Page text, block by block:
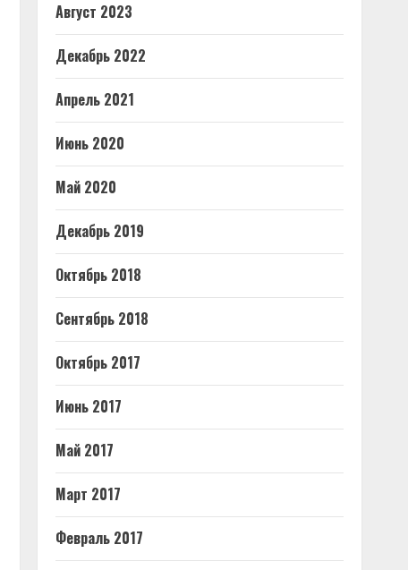
Август 2023
Декабрь 2022
Апрель 2021
Июнь 2020
Май 2020
Декабрь 2019
Октябрь 2018
Сентябрь 2018
Октябрь 2017
Июнь 2017
Май 2017
Март 2017
Февраль 2017